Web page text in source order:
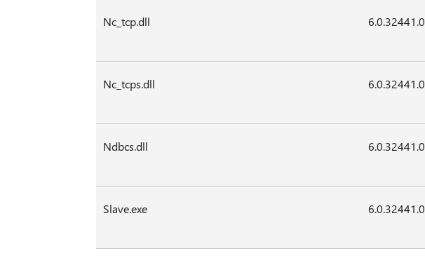
Nc_tcp.dll 6.0.32441.0
Nc_tcps.dll 6.0.32441.0
Ndbcs.dll 6.0.32441.0
Slave.exe 6.0.32441.0